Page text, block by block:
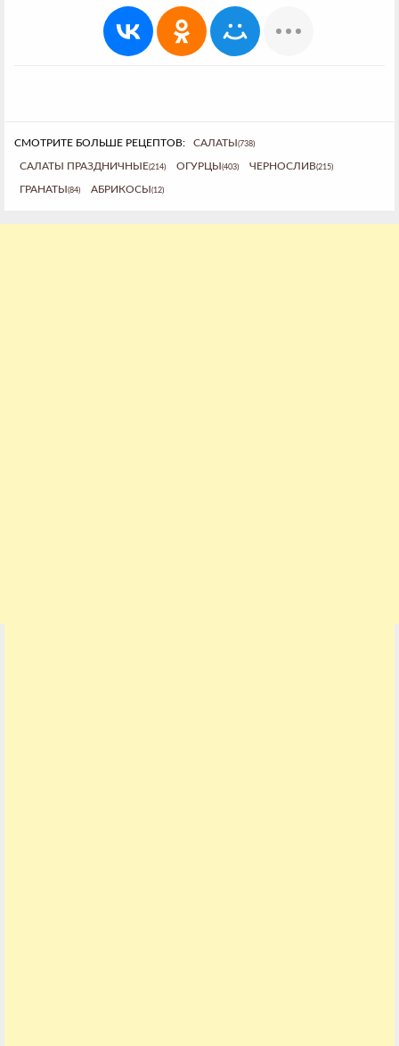
СМОТРИТЕ БОЛЬШЕ РЕЦЕПТОВ: САЛАТЫ (738)
САЛАТЫ ПРАЗДНИЧНЫЕ(214) ОГУРЦЫ (403) ЧЕРНОСЛИВ(215)
ГРАНАТЫ (84) АБРИКОСЫ (12)